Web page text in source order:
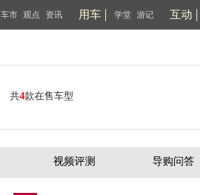
车市 观点 资讯 用车 学堂 游记 互动
共4款在售车型
视频评测 导购问答